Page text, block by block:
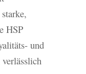
HSP
und